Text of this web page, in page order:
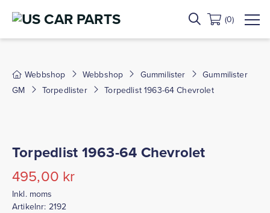
(0)
Webbshop Webbshop Gummilister
Gummilister
GM
Torpedlister Torpedlist 1963-64 Chevrolet
Torpedlist 1963-64 Chevrolet
495,00 kr
Inkl. moms
Artikelnr: 2192